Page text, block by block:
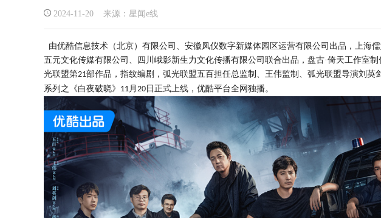
2024-11-20 来源：星闻e线
由优酷信息技术（北京）有限公司、安徽凤仪数字新媒体园区运营有限公司出品，上海儒
五元文化传媒有限公司、四川峨影新生力文化传播有限公司联合出品，盘古·倚天工作室
光联盟第21部作品，指纹编剧，弧光联盟五百担任总监制、王伟监制、弧光联盟导演刘英
系列之《白夜破晓》 11月 20 日正式上线，优酷平台全网独播。